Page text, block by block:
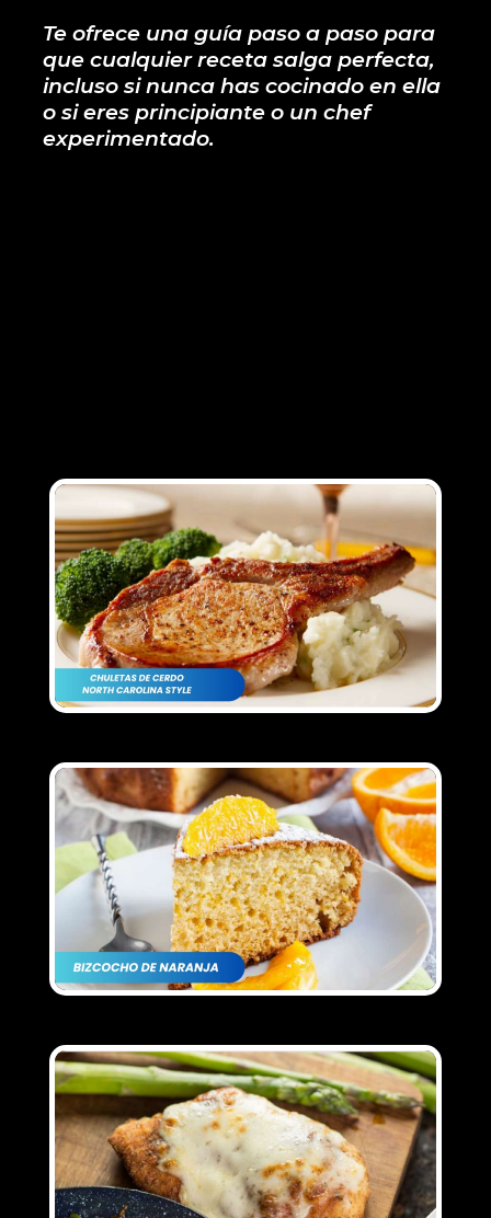
Te ofrece una guía paso a paso para
que cualquier receta salga perfecta,
incluso si nunca has cocinado en ella
o si eres principiante o un chef
experimentado.